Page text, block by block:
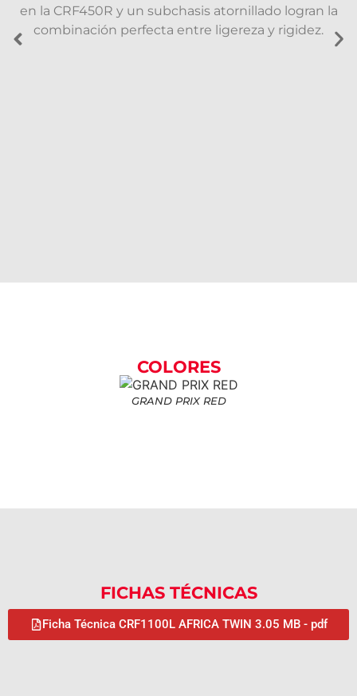
en la CRF450R y un subchasis atornillado logran la
combinación perfecta entre ligereza y rigidez.
COLORES
GRAND PRIX RED
FICHAS TÉCNICAS
Ficha Técnica CRF1100L AFRICA TWIN 3.05 MB - pdf